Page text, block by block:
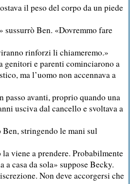
il peso del corpo da un piede
sussurrò Ben. «Dovremmo fare
rinforzi li chiameremo.»
genitori e parenti cominciarono a
ma l’uomo non accennava a
passo avanti, proprio quando una
usciva dal cancello e svoltava a
stringendo le mani sul
la viene a prendere. Probabilmente
casa da sola» suppose Becky.
Non deve accorgersi che